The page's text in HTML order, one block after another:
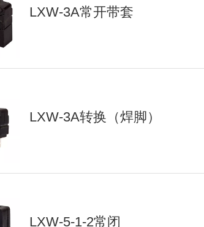
LXW-3A常开带套
LXW-3A转换（焊脚）
LXW-5-1-2常闭